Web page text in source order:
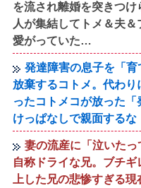
を流され離婚を突きつ
人が集結してトメ＆夫
愛がっていた…
発達障害の息子を「
放棄するコトメ。代わ
ったコトメコが放った
けっぱなしで親面するな
妻の流産に「泣いた
自称ドライな兄。ブチ
上した兄の悲惨すぎる